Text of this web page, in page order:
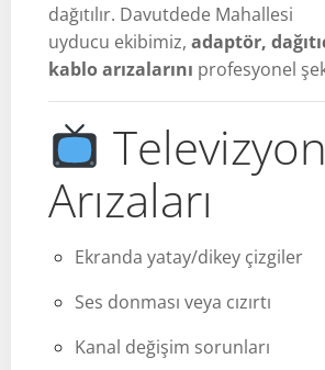
dağıtılır. Davutdede Mahallesi
uyducu ekibimiz, adaptör,
kablo arızalarını profesyonel
Televizyon
Arızaları
Ekranda yatay/dikey çizgiler
Ses donması veya cızırtı
Kanal değişim sorunları